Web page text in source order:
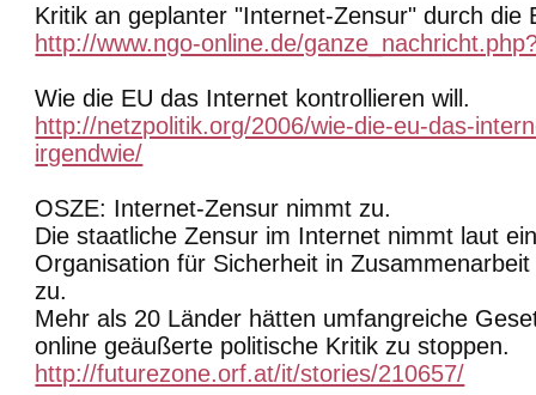
Kritik an geplanter "Internet-Zensur" durch die
http://www.ngo-online.de/
Wie die EU das Internet kontrollieren will.
http://netzpolitik.org/2006/wie-die-eu-das-
irgendwie/
OSZE: Internet-Zensur nimmt zu.
Die staatliche Zensur im Internet nimmt laut
Organisation für Sicherheit in
zu.
Mehr als 20 Länder hätten umfangreiche
online geäußerte politische Kritik zu stoppen.
http://futurezone.orf.at/it/stories/210657/